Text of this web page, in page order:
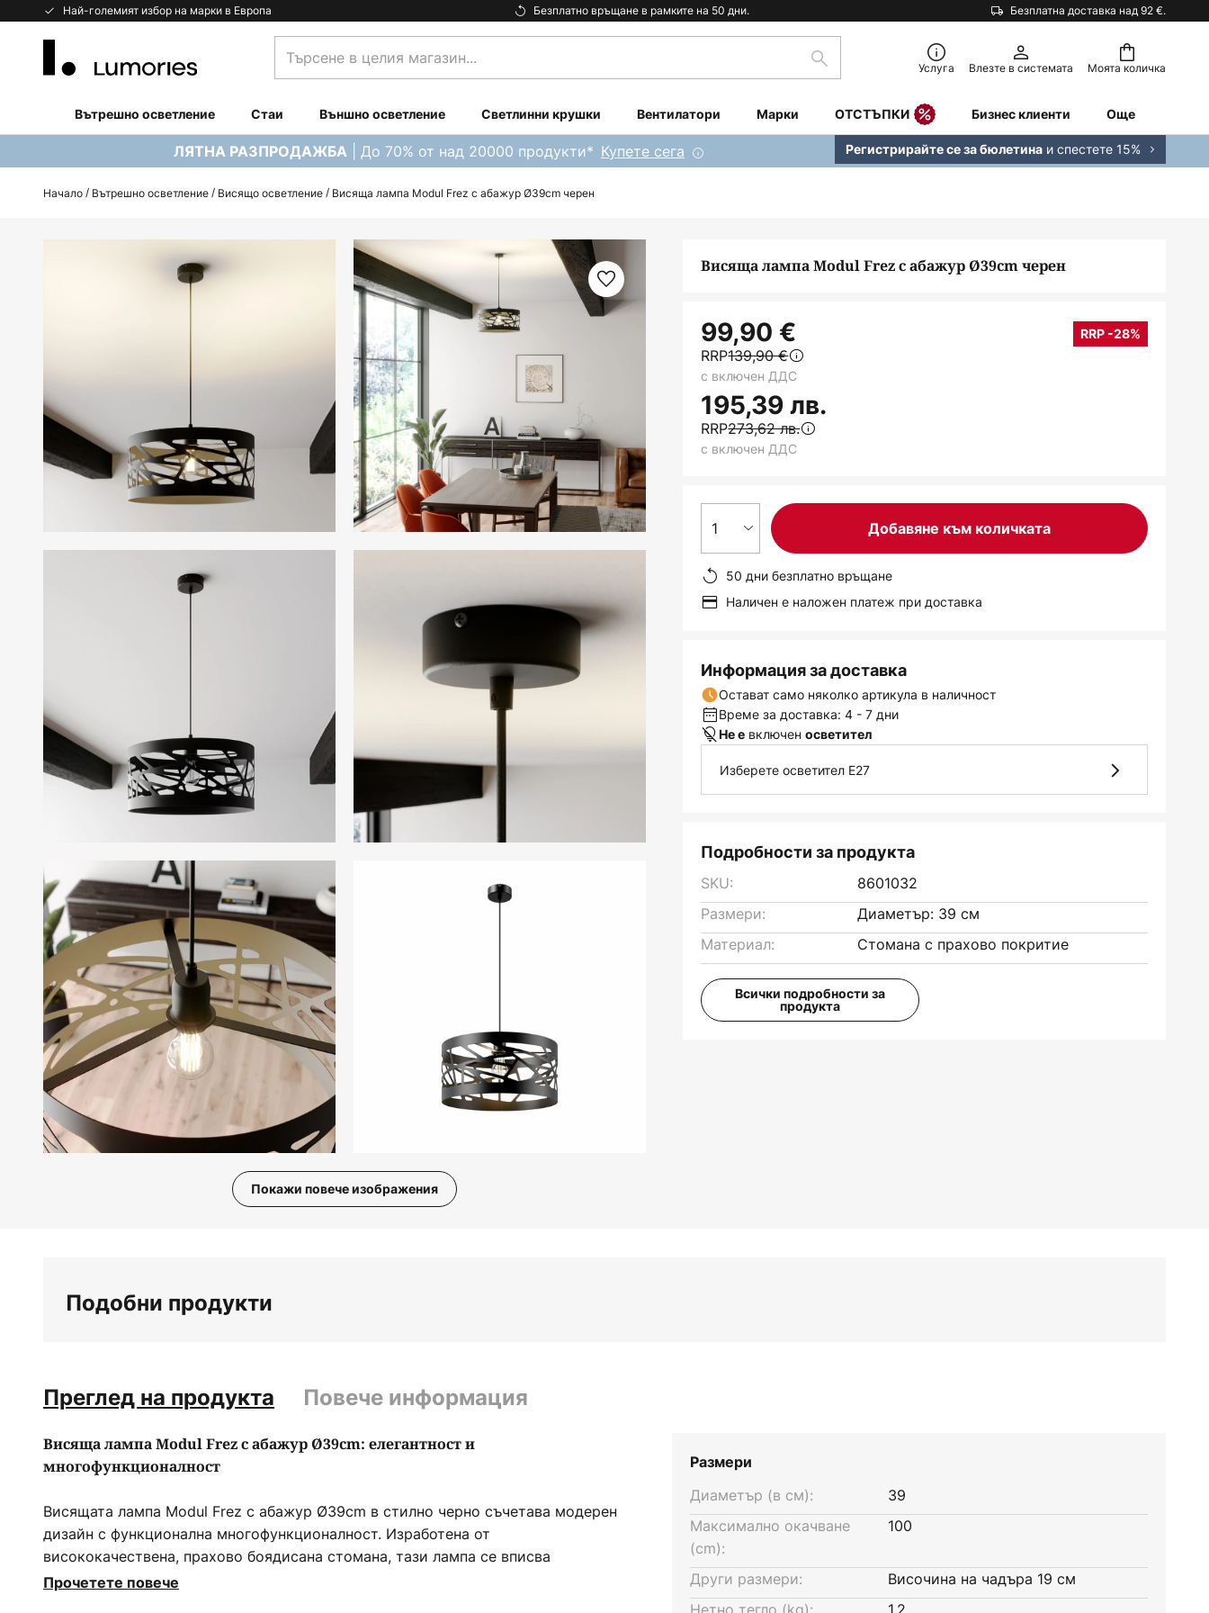
Най-големият избор на марки в Европа Безплатно връщане в рамките на 50 дни. Безплатна доставка над 92 €.
Прескачане
Моята количка
магазин...
Търсене Услуга Влезте в системата
Вътрешно осветление Стаи Външно осветление Светлинни крушки Вентилатори Марки ОТСТЪПКИ Бизнес клиенти Още
ЛЯТНА РАЗПРОДАЖБА | До 70% от над 20000 продукти* Купете сега Регистрирайте се за бюлетина и спестете 15%
Начало Вътрешно осветление Висящо осветление Висяща лампа Modul Frez с абажур Ø39cm черен
Покажи повече изображения
галерия
Висяща лампа Modul Frez с абажур Ø39cm черен
99,90 € RRP -28%
RRP139,90 €
195,39 лв.
RRP273,62 лв.
с включен ДДС
с включен ДДС
1 Добавяне към количката
50 дни безплатно връщане
Наличен е наложен платеж при доставка
Информация за доставка
Остават само няколко артикула в наличност
Време за доставка: 4 - 7 дни
Не е включеносветител
Изберете осветител E27
Подробности за продукта
SKU:
8601032
Размери:
Диаметър: 39 см
Материал:
Стомана с прахово покритие
Всички подробности за
продукта
Подобни продукти
Преглед на продукта Повече информация
Висяща лампа Modul Frez с абажур Ø39cm: елегантност и
многофункционалност
Висящата лампа Modul Frez с абажур Ø39cm в стилно черно съчетава модерен
дизайн с функционална многофункционалност. Изработена от
висококачествена, прахово боядисана стомана, тази лампа се вписва
безпроблемно в различни интериорни концепции, било то в хола, кухнята или
Прочетете повече
Размери
Диаметър (в см):
39
Максимално окачване
(cm):
100
Други размери:
Височина на чадъра 19 см